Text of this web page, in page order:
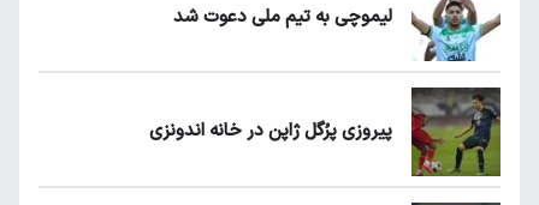
لیموچی به تیم ملی دعوت شد
پیروزی پرُگل ژاپن در خانه اندونزی